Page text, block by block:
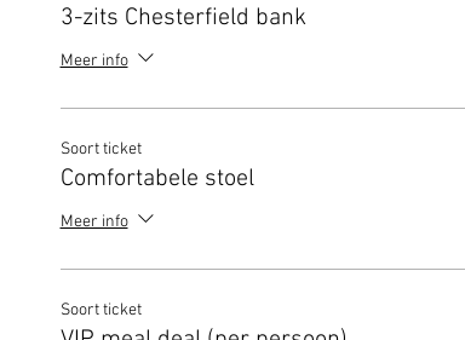
3-zits Chesterfield bank
Meer info
Soort ticket
Comfortabele stoel
Meer info
Soort ticket